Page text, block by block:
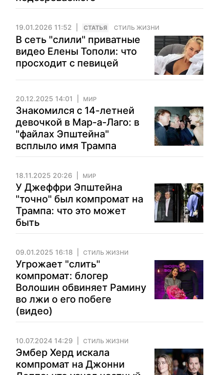
19.01.2026 11:52 CТАТЬЯ СТИЛЬ ЖИЗНИ
В сеть "слили" приватные
видео Елены Тополи: что
просходит с певицей
20.12.2025 14:01 МИР
Знакомился с 14-летней
девочкой в Мар-а-Лаго: в
"файлах Эпштейна"
всплыло имя Трампа
18.11.2025 20:26 МИР
У Джеффри Эпштейна
"точно" был компромат на
Трампа: что это может
быть
09.01.2025 16:18 СТИЛЬ ЖИЗНИ
Угрожает "слить"
компромат: блогер
Волошин обвиняет Рамину
во лжи о его побеге
(видео)
10.07.2024 14:29 СТИЛЬ ЖИЗНИ
Эмбер Херд искала
компромат на Джонни